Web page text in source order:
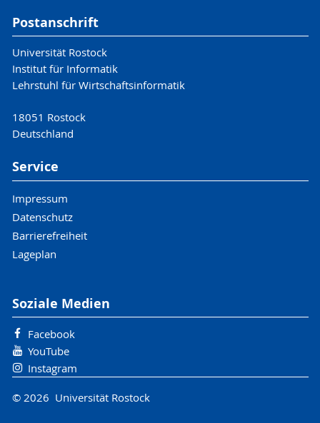
Postanschrift
Universität Rostock
Institut für Informatik
Lehrstuhl für Wirtschaftsinformatik
18051 Rostock
Deutschland
Service
Impressum
Datenschutz
Barrierefreiheit
Lageplan
Soziale Medien
Facebook
YouTube
Instagram
© 2026 Universität Rostock